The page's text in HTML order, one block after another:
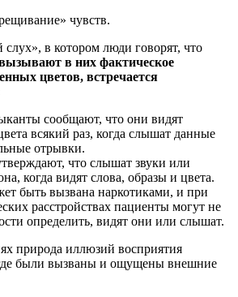
чувств.
в котором люди говорят, что
в них фактическое
цветов, встречается
сообщают, что они видят
всякий раз, когда слышат данные
отрывки.
что слышат звуки или
когда видят слова, образы и цвета.
быть вызвана наркотиками, и при
расстройствах пациенты могут не
определить, видят они или слышат.
природа иллюзий восприятия
где были вызваны и ощущены внешние